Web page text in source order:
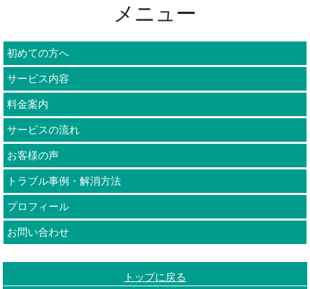
メニュー
初めての方へ
サービス内容
料金案内
サービスの流れ
お客様の声
トラブル事例・解消方法
プロフィール
お問い合わせ
トップに戻る